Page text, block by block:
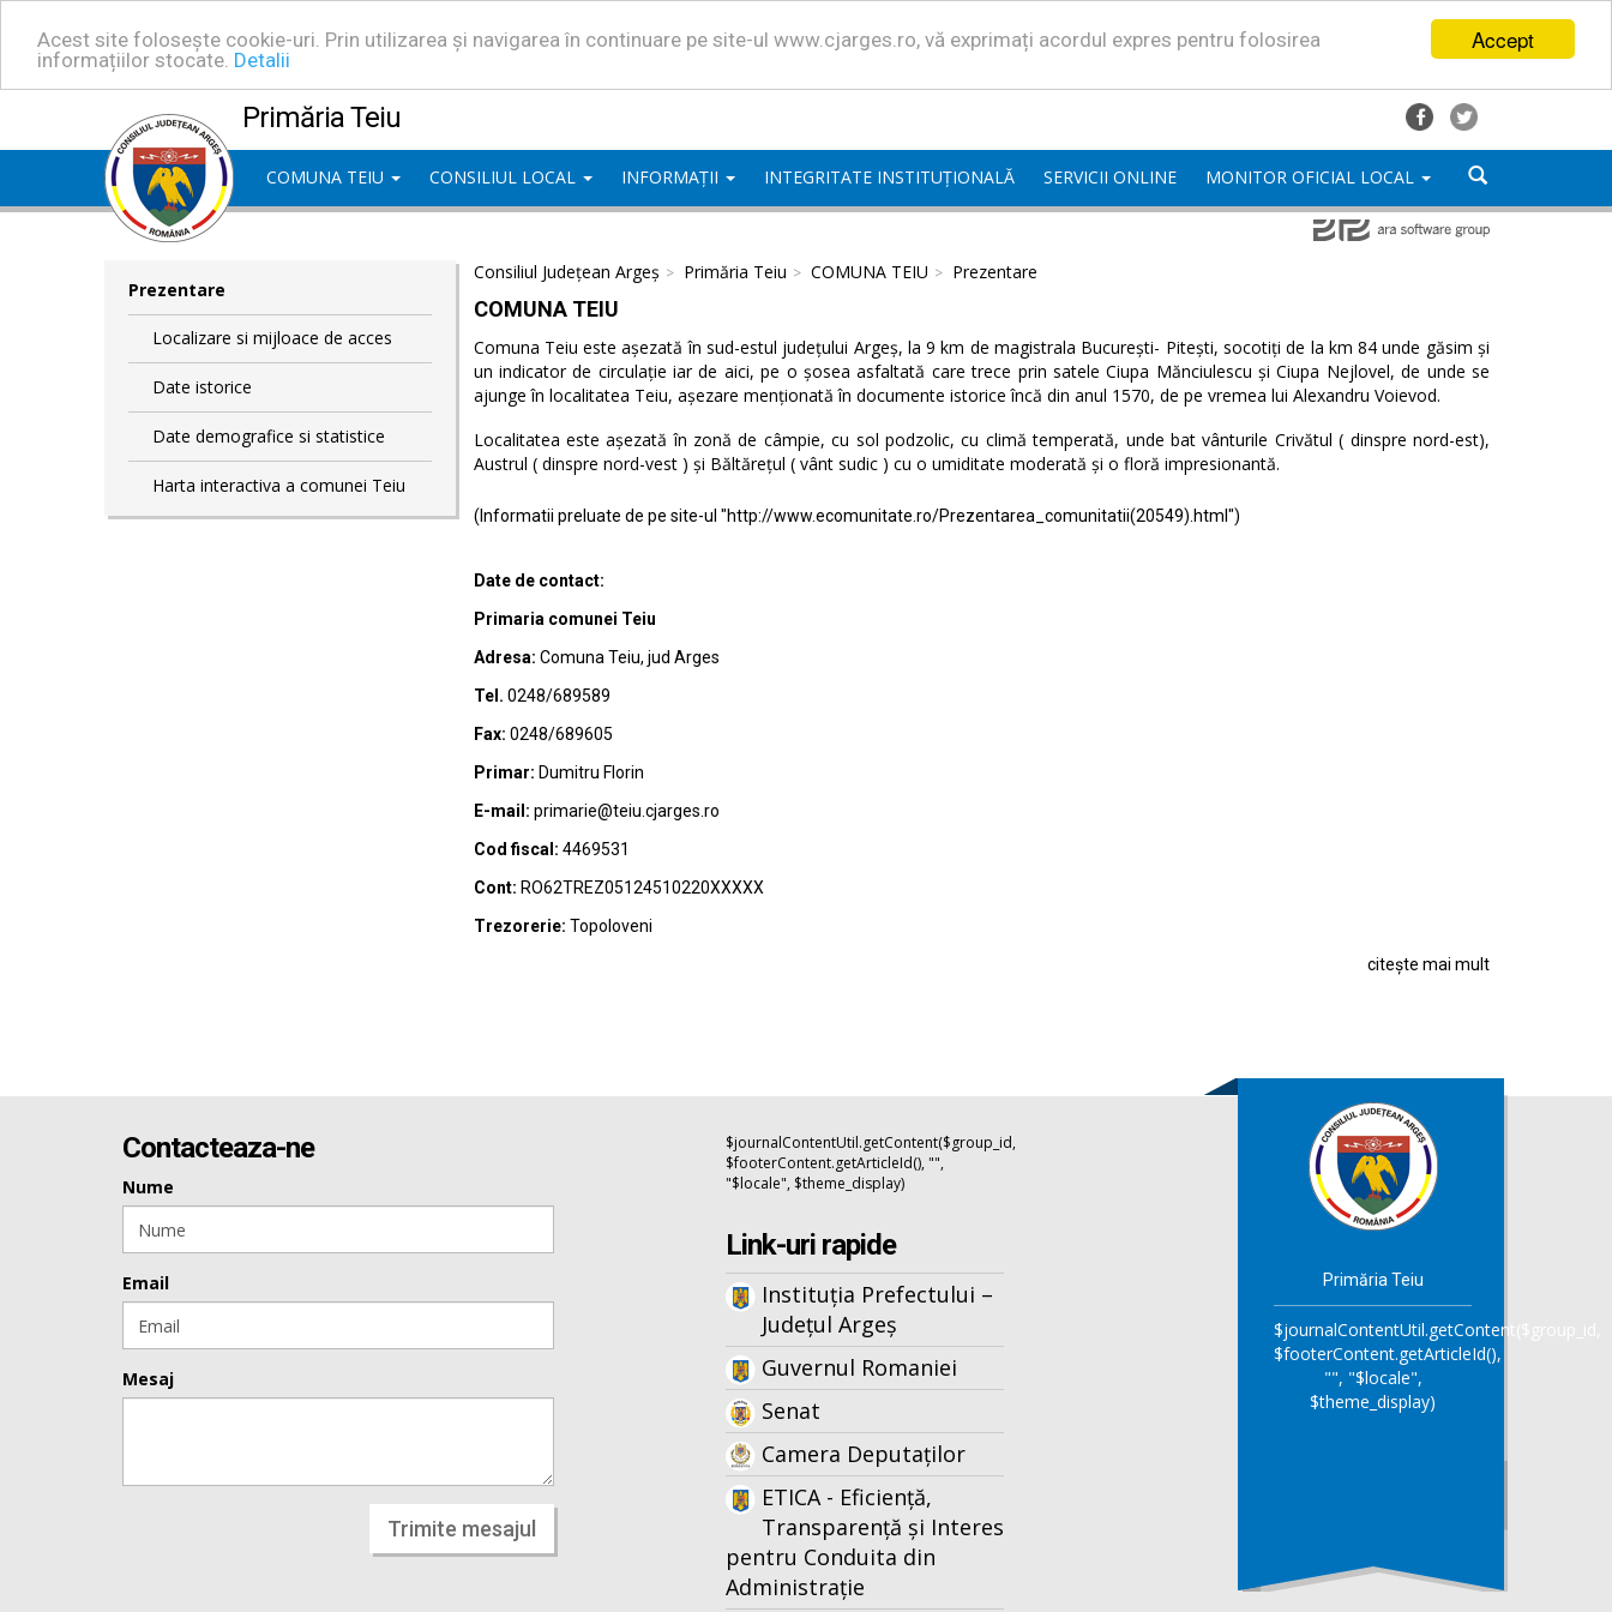
Accept
Acest site folosește cookie-uri. Prin utilizarea și navigarea în continuare pe site-ul www.cjarges.ro, vă exprimați acordul expres pentru folosirea
informațiilor stocate. Detalii
Primăria Teiu
COMUNA TEIU CONSILIUL LOCAL INFORMAȚII INTEGRITATE INSTITUȚIONALĂ SERVICII ONLINE MONITOR OFICIAL LOCAL
Prezentare
Localizare si mijloace de acces
Date istorice
Date demografice si statistice
Harta interactiva a comunei Teiu
Consiliul Județean Argeș Primăria Teiu COMUNA TEIU Prezentare
COMUNA TEIU
Comuna Teiu este așezată în sud-estul județului Argeș, la 9 km de magistrala București- Pitești, socotiți de la km 84 unde găsim și
un indicator de circulație iar de aici, pe o șosea asfaltată care trece prin satele Ciupa Mănciulescu și Ciupa Nejlovel, de unde se
ajunge în localitatea Teiu, așezare menționată în documente istorice încă din anul 1570, de pe vremea lui Alexandru Voievod.
Localitatea este așezată în zonă de câmpie, cu sol podzolic, cu climă temperată, unde bat vânturile Crivătul ( dinspre nord-est),
Austrul ( dinspre nord-vest ) și Băltărețul ( vânt sudic ) cu o umiditate moderată și o floră impresionantă.
(Informatii preluate de pe site-ul "http://www.ecomunitate.ro/Prezentarea_comunitatii(20549).html")
Date de contact:
Primaria comunei Teiu
Adresa: Comuna Teiu, jud Arges
Tel. 0248/689589
Fax: 0248/689605
Primar: Dumitru Florin
E-mail: primarie@teiu.cjarges.ro
Cod fiscal: 4469531
Cont: RO62TREZ05124510220XXXXX
Trezorerie: Topoloveni
citește mai mult
Contacteaza-ne
Nume
Email
Mesaj
Trimite mesajul
$journalContentUtil.getContent($group_id,
$footerContent.getArticleId(), "",
"$locale", $theme_display)
Link-uri rapide
Instituția Prefectului –
Județul Argeș
Guvernul Romaniei
Senat
Camera Deputaților
ETICA - Eficiență,
Transparență și Interes
pentru Conduita din
Administrație
Primăria Teiu
$journalContentUtil.getContent($group_id,
$footerContent.getArticleId(),
"", "$locale",
$theme_display)